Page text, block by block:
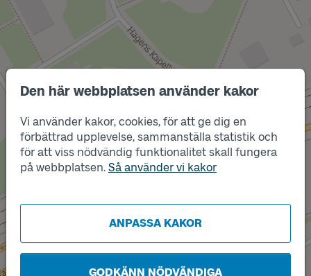
Den här webbplatsen använder kakor
Vi använder kakor, cookies, för att ge dig en
förbättrad upplevelse, sammanställa statistik och
för att viss nödvändig funktionalitet skall fungera
på webbplatsen. Så använder vi kakor
ANPASSA KAKOR
GODKÄNN NÖDVÄNDIGA
Läge
A
Läge
B